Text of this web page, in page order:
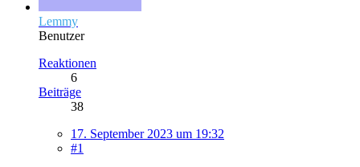
Lemmy
Benutzer
Reaktionen
6
Beiträge
38
17. September 2023 um 19:32
#1